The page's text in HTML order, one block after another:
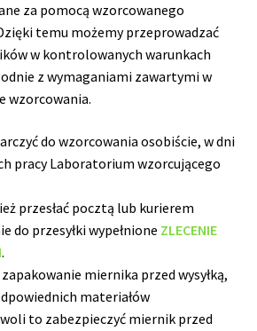
za pomocą wzorcowanego
temu możemy przeprowadzać
w kontrolowanych warunkach
z wymaganiami zawartymi w
wzorcowania.
do wzorcowania osobiście, w dni
pracy Laboratorium wzorcującego
przesłać pocztą lub kurierem
do przesyłki wypełnione ZLECENIE
.
miernika przed wysyłką,
materiałów
to zabezpieczyć miernik przed